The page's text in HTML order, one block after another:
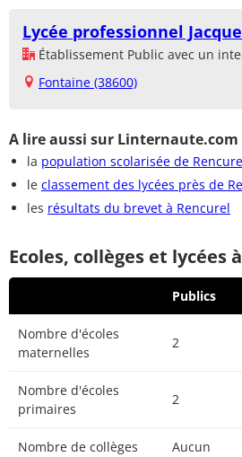
Lycée professionnel
Établissement Public avec un
Fontaine (38600)
A lire aussi sur Linternaute.com
la population scolarisée de
le classement des lycées près de
les résultats du brevet à Rencurel
Ecoles, collèges et lycées
Publics
Nombre d'écoles
maternelles
2
Nombre d'écoles
primaires
2
Nombre de collèges Aucun